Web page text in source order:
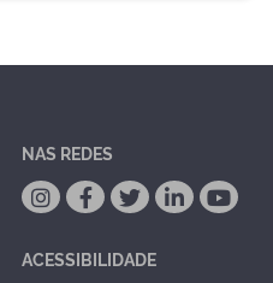
NAS REDES
ACESSIBILIDADE